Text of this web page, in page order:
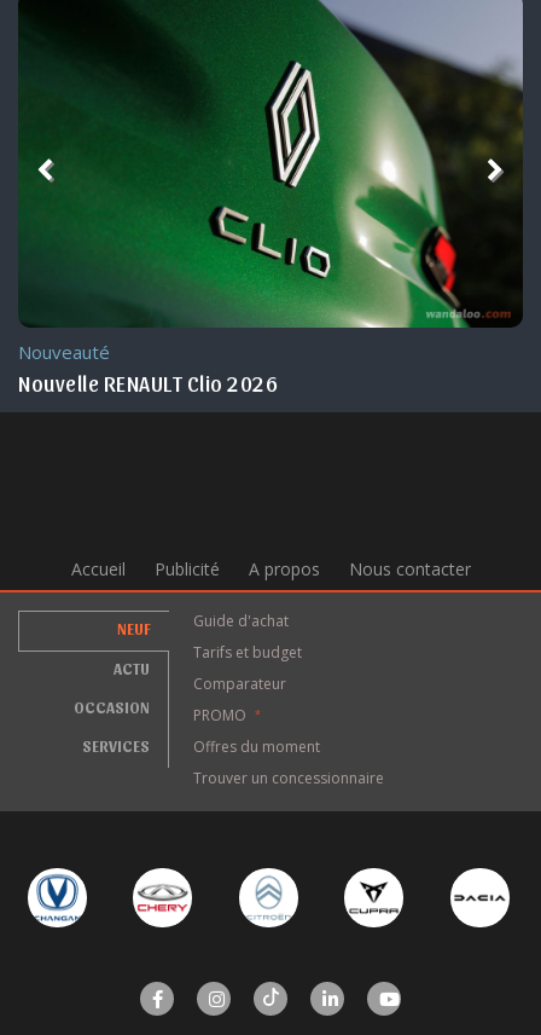
Nouveauté
Nouvelle RENAULT Clio 2026
Accueil Publicité A propos Nous contacter
NEUF
ACTU
OCCASION
SERVICES
Guide d'achat
Tarifs et budget
Comparateur
PROMO
*
Offres du moment
Trouver un concessionnaire